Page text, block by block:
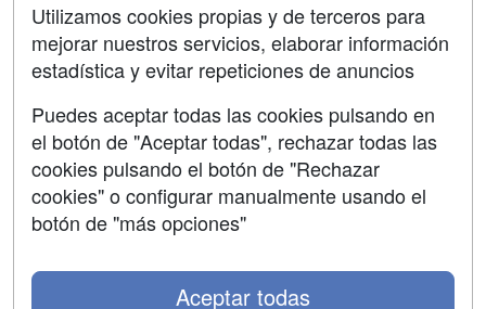
Copyleft
Grupo formazion:
Utilizamos cookies propias y de terceros para
mejorar nuestros servicios, elaborar información
estadística y evitar repeticiones de anuncios
Puedes aceptar todas las cookies pulsando en
el botón de "Aceptar todas", rechazar todas las
cookies pulsando el botón de "Rechazar
cookies" o configurar manualmente usando el
botón de "más opciones"
Aceptar todas